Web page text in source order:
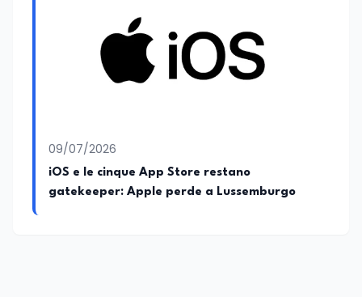
09/07/2026
iOS e le cinque App Store restano
gatekeeper: Apple perde a Lussemburgo